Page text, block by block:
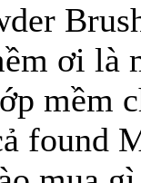
ơi là
mềm
found